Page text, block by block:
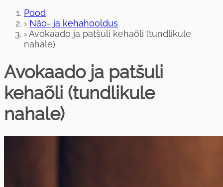
Pood
› Näo- ja kehahooldus
›Avokaado ja patšuli kehaõli (tundlikule
nahale)
Avokaado ja patšuli
kehaõli (tundlikule
nahale)